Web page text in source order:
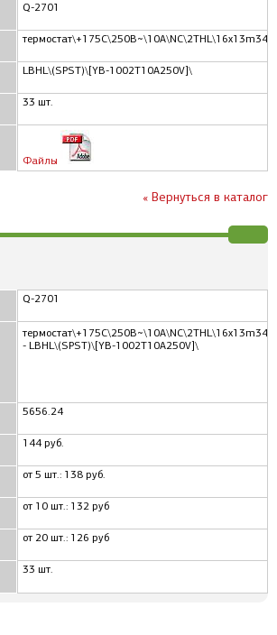
Q-2701
LBHL\(SPST)\[YB-1002T10A250V]\
33 шт.
Файлы
« Вернуться в каталог
Q-2701
- LBHL\(SPST)\[YB-1002T10A250V]\
5656.24
144 руб.
от 5 шт.: 138 руб.
от 10 шт.: 132 руб
от 20 шт.: 126 руб
33 шт.